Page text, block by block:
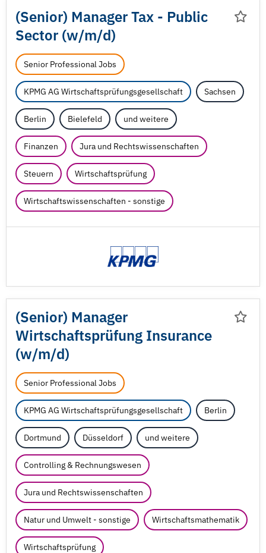
(Senior) Manager Tax - Public
Sector (w/m/d)
Senior Professional Jobs
KPMG AG Wirtschaftsprüfungsgesellschaft Sachsen
Berlin Bielefeld und weitere
Finanzen Jura und Rechtswissenschaften
Steuern Wirtschaftsprüfung
Wirtschaftswissenschaften - sonstige
(Senior) Manager
Wirtschaftsprüfung Insurance
(w/m/d)
Senior Professional Jobs
KPMG AG Wirtschaftsprüfungsgesellschaft Berlin
Dortmund Düsseldorf und weitere
Controlling & Rechnungswesen
Jura und Rechtswissenschaften
Natur und Umwelt - sonstige Wirtschaftsmathematik
Wirtschaftsprüfung